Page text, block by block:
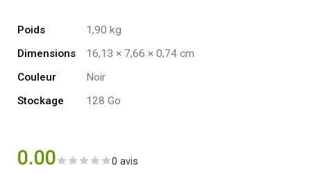
Poids
1,90 kg
Dimensions
16,13 × 7,66 × 0,74 cm
Couleur
Noir
Stockage
128 Go
0.00 0 avis